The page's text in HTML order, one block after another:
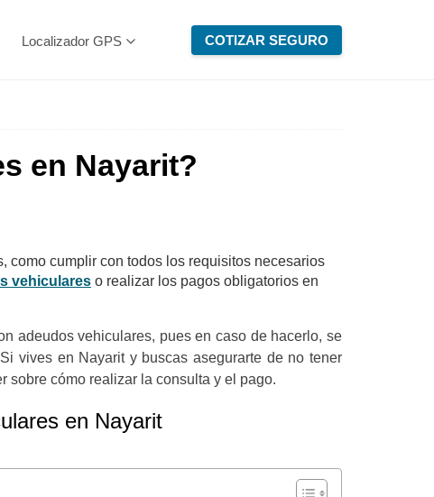
Localizador GPS COTIZAR SEGURO
en Nayarit?
como cumplir con todos los requisitos necesarios
vehiculares o realizar los pagos obligatorios en
adeudos vehiculares, pues en caso de hacerlo, se
vives en Nayarit y buscas asegurarte de no tener
sobre cómo realizar la consulta y el pago.
en Nayarit